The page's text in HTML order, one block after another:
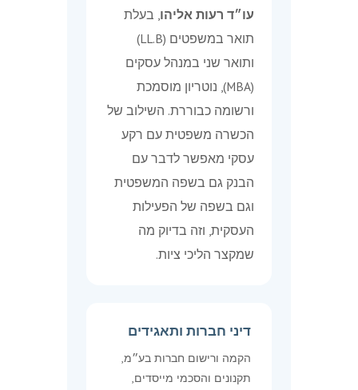
עו״ד רעות אליהו, בעלת
תואר במשפטים (LL.B)
ותואר שני במנהל עסקים
(MBA), נוטריון מוסמכת
ורשומה כבוררת. השילוב של
הכשרה משפטית עם רקע
עסקי מאפשר לדבר עם
הבנק גם בשפה המשפטית
וגם בשפה של הפעילות
העסקית, וזה בדיוק מה
שמקצר הליכי ציות.
דיני חברות ותאגידים
הקמה ורישום חברות בע״מ,
תקנונים והסכמי מייסדים,